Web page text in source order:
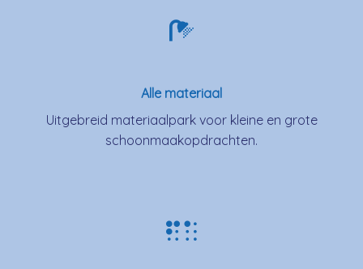
Alle materiaal
Uitgebreid materiaalpark voor kleine en grote
schoonmaakopdrachten.